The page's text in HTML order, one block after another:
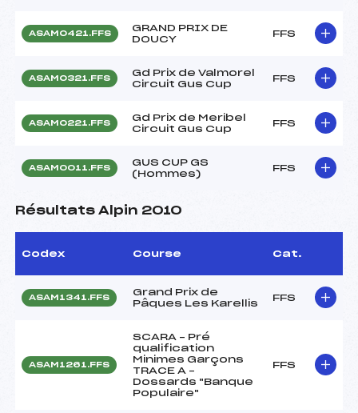
ASAM0421.FFS
GRAND PRIX DE
DOUCY
FFS
ASAM0321.FFS
Gd Prix de Valmorel
Circuit Gus Cup
FFS
ASAM0221.FFS
Gd Prix de Meribel
Circuit Gus Cup
FFS
ASAM0011.FFS
GUS CUP GS
(Hommes)
FFS
Résultats Alpin 2010
Codex Course Cat.
ASAM1341.FFS
Grand Prix de
Pâques Les Karellis
FFS
ASAM1261.FFS
SCARA – Pré
qualification
Minimes Garçons
TRACE A –
Dossards "Banque
Populaire"
FFS